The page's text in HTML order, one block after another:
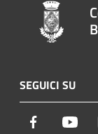
SEGUICI SU
Facebook